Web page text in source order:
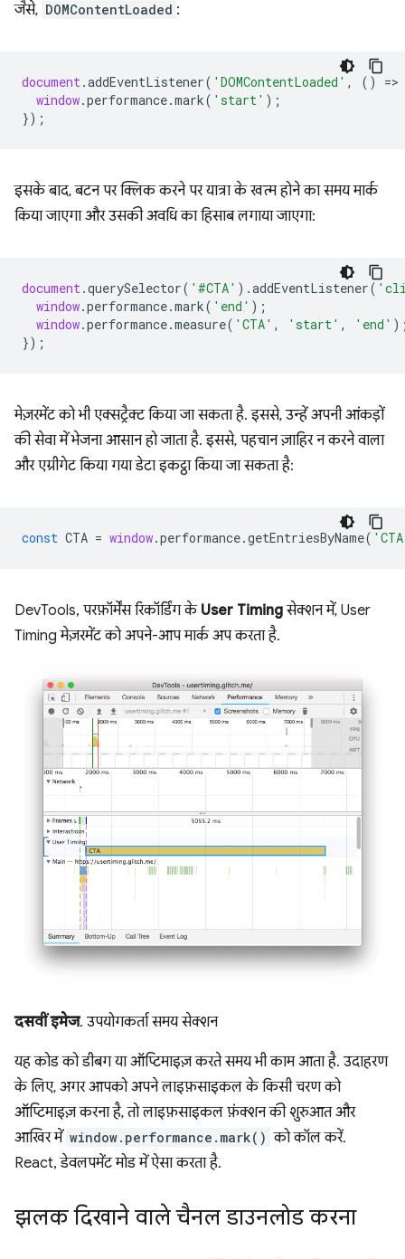
जैसे, DOMContentLoaded :
document.addEventListener( 'DOMContentLoaded' , () =>
window.performance.mark( 'start' );
});
इसके बाद, बटन पर क्लिक करने पर यात्रा के खत्म होने का समय मार्क
किया जाएगा और उसकी अवधि का हिसाब लगाया जाएगा:
document.querySelector( '#CTA' ).addEventListener(
window.performance.mark( 'end' );
window.performance.measure( 'CTA' , 'start' , 'end'
});
मेज़रमेंट को भी एक्सट्रैक्ट किया जा सकता है. इससे, उन्हें अपनी आंकड़ों
की सेवा में भेजना आसान हो जाता है. इससे, पहचान ज़ाहिर न करने वाला
और एग्रीगेट किया गया डेटा इकट्ठा किया जा सकता है:
const CTA = window.performance.getEntriesByName(
DevTools, परफ़ॉर्मेंस रिकॉर्डिंग के User Timingसेक्शन में, User
Timing मेज़रमेंट को अपने-आप मार्क अप करता है.
दसवीं इमेज. उपयोगकर्ता समय सेक्शन
यह कोड को डीबग या ऑप्टिमाइज़ करते समय भी काम आता है. उदाहरण
के लिए, अगर आपको अपने लाइफ़साइकल के किसी चरण को
ऑप्टिमाइज़ करना है, तो लाइफ़साइकल फ़ंक्शन की शुरुआत और
आखिर में window.performance.mark() को कॉल करें.
React, डेवलपमेंट मोड में ऐसा करता है.
झलक दिखाने वाले चैनल डाउनलोड करना